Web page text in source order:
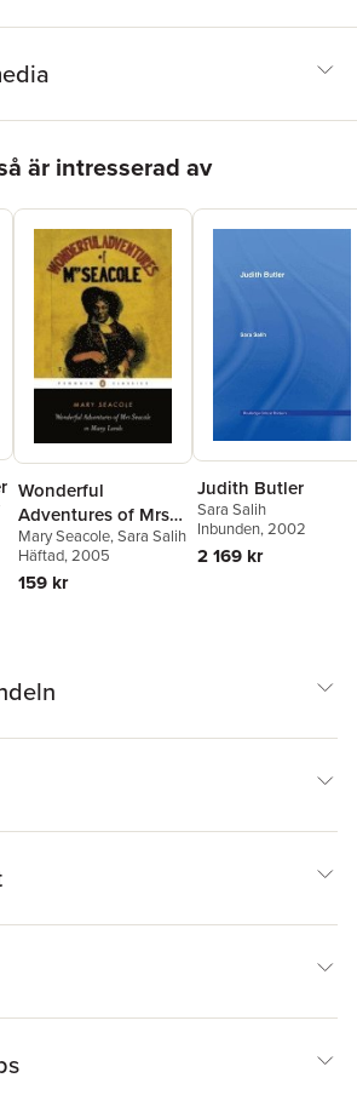
är intresserad av
Wonderful
Adventures of Mrs
Seacole in Many
Lands
Mary Seacole,Sara Salih
Häftad, 2005
159 kr
Judith Butler
Sara Salih
Inbunden, 2002
2 169 kr